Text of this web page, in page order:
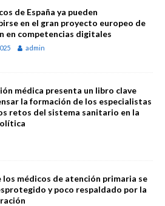
de España ya pueden
en el gran proyecto europeo de
en competencias digitales
admin
médica presenta un libro clave
la formación de los especialistas
retos del sistema sanitario en la
los médicos de atención primaria se
y poco respaldado por la